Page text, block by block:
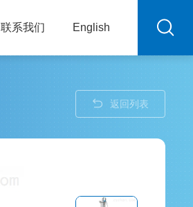
联系我们 English
返回列表